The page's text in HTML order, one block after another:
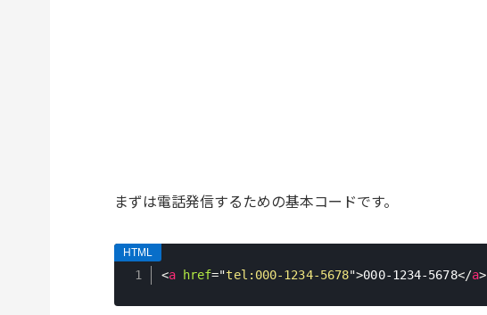
まずは電話発信するための基本コードです。
<a href="tel:000-1234-5678">000-1234-5678</a>